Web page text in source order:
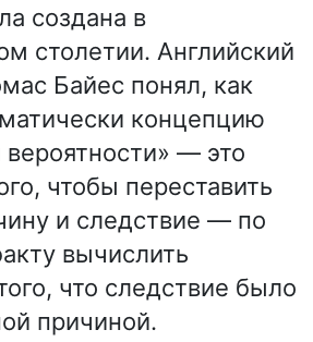
создана в
столетии. Английский
Байес понял, как
концепцию
— это
чтобы переставить
и следствие — по
вычислить
что следствие было
причиной.